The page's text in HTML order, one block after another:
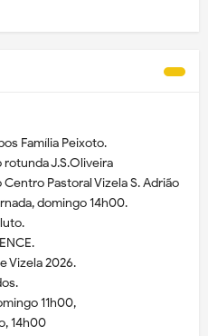
Família Peixoto.
J.S.Oliveira
Pastoral Vizela S. Adrião
domingo 14h00.
Vizela 2026.
11h00,
14h00